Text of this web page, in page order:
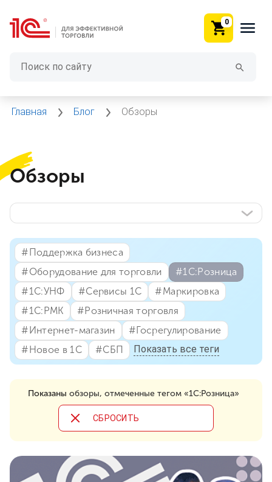
0
Главная Блог Обзоры
Обзоры
#⁣1С:Розница
#⁣1С:УНФ
#⁣Сервисы 1С
#⁣Маркировка
#⁣1С:РМК
#⁣Розничная торговля
#⁣Интернет-магазин
#⁣Госрегулирование
#⁣Новое в 1С
#⁣СБП
#⁣Поддержка бизнеса
#⁣Оборудование для торговли
Показать все теги
Показаны обзоры, отмеченные тегом «1С:Розница»
CБРОСИТЬ